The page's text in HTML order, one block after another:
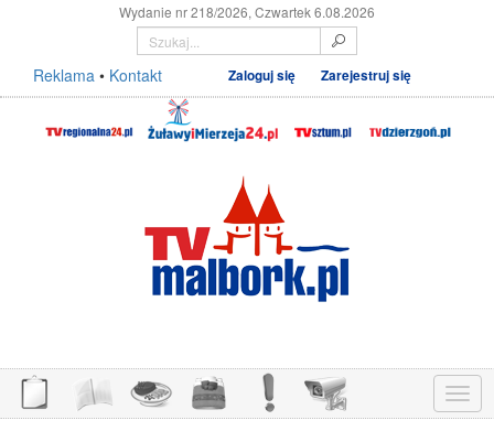
Wydanie nr 218/2026, Czwartek 6.08.2026
Reklama • Kontakt Zaloguj się Zarejestruj się
Menu